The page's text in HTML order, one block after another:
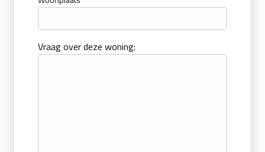
Vraag over deze woning: